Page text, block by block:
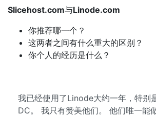
Slicehost.com与Linode.com
你推荐哪一个？
这两者之间有什么重大的区别？
你个人的经历是什么？
我已经使用了Linode大约一年，特别
DC。 我只有赞美他们。 他们唯一能